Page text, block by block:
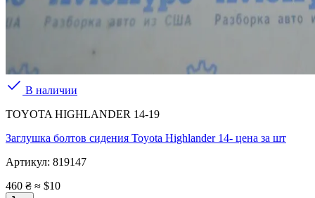
В наличии
TOYOTA HIGHLANDER 14-19
Заглушка болтов сидения Toyota Highlander 14- цена за шт
Артикул: 819147
460 ₴ ≈ $10